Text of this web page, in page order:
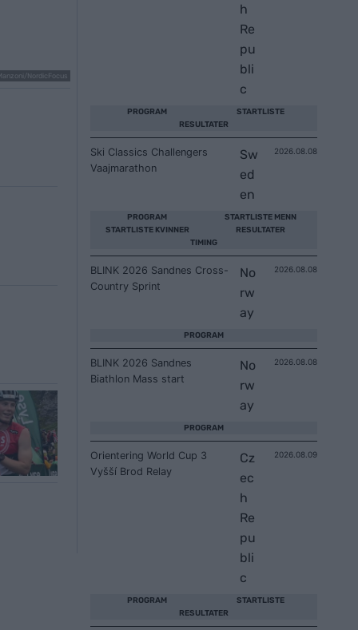
NordicFocus
h
Re
pu
bli
c
PROGRAM
STARTLISTE
RESULTATER
Ski Classics Challengers
Vaajmarathon
Sw
ed
en
2026.08.08
PROGRAM
STARTLISTE MENN
STARTLISTE KVINNER
RESULTATER
TIMING
BLINK 2026 Sandnes Cross-
Country Sprint
No
rw
ay
2026.08.08
PROGRAM
BLINK 2026 Sandnes
Biathlon Mass start
No
rw
ay
2026.08.08
PROGRAM
Orientering World Cup 3
Vyšší Brod Relay
Cz
ec
h
Re
pu
bli
c
2026.08.09
PROGRAM
STARTLISTE
RESULTATER